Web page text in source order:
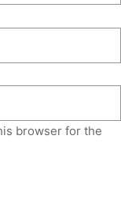
browser for the